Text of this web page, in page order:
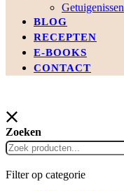
Getuigenissen
BLOG
RECEPTEN
E-BOOKS
CONTACT
Zoeken
Filter op categorie